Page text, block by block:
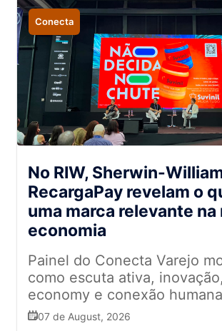
Conecta
No RIW, Sherwin-
RecargaPay revelam o
uma marca relevante na
economia
Painel do Conecta Varejo
como escuta ativa,
economy e conexão
empresas a se diferenciar
07 de August, 2026